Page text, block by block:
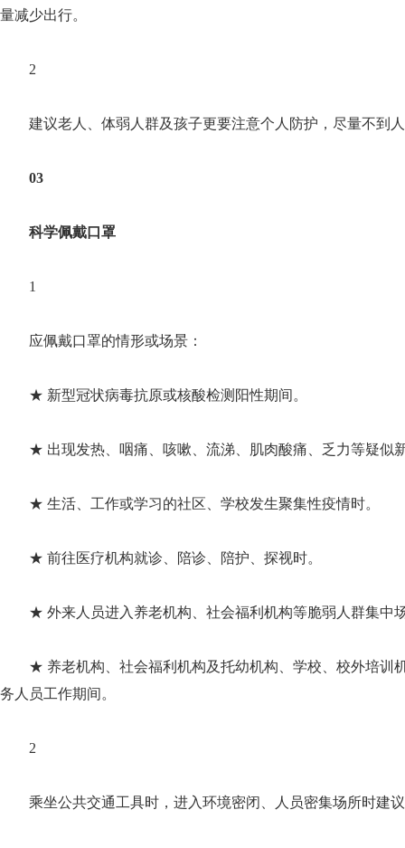
量减少出行。
2
建议老人、体弱人群及孩子更要注意个人防护，尽量不到
03
科学佩戴口罩
1
应佩戴口罩的情形或场景：
★ 新型冠状病毒抗原或核酸检测阳性期间。
★ 出现发热、咽痛、咳嗽、流涕、肌肉酸痛、乏力等疑似
★ 生活、工作或学习的社区、学校发生聚集性疫情时。
★ 前往医疗机构就诊、陪诊、陪护、探视时。
★ 外来人员进入养老机构、社会福利机构等脆弱人群集中
★ 养老机构、社会福利机构及托幼机构、学校、校外培训
务人员工作期间。
2
乘坐公共交通工具时，进入环境密闭、人员密集场所时建